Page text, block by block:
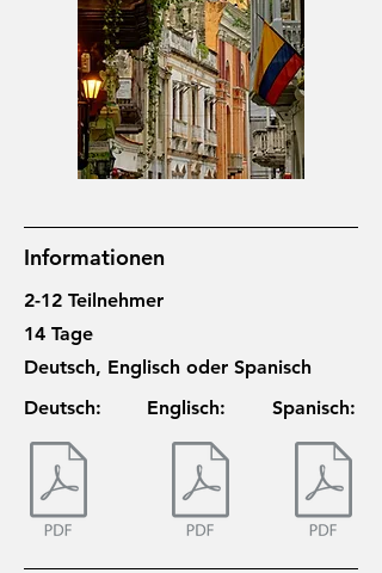
Informationen
2-12 Teilnehmer
14 Tage
Deutsch, Englisch oder Spanisch
Deutsch:
Englisch: Spanisch: